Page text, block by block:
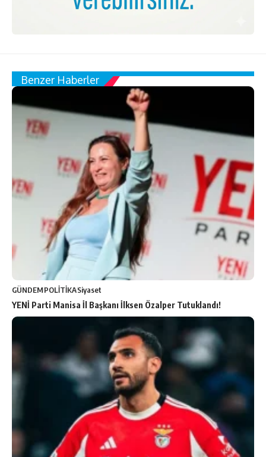
Benzer Haberler
GÜNDEMPOLİTİKASiyaset
YENİ Parti Manisa İl Başkanı İlksen Özalper Tutuklandı!